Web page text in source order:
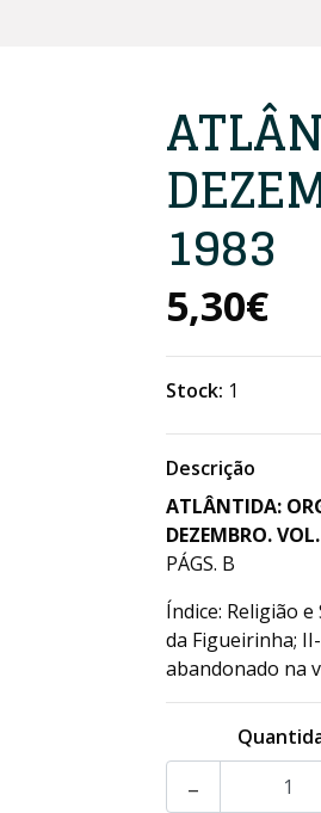
1983
5,30€
Stock: 1
Descrição
ATLÂNTIDA:
DEZEMBRO.
PÁGS. B
Índice: Religião
da Figueirinha;
abandonado na
-